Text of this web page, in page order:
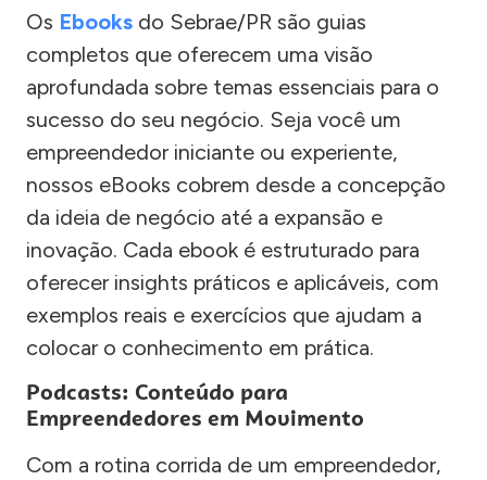
Os Ebooks do Sebrae/PR são guias
completos que oferecem uma visão
aprofundada sobre temas essenciais para o
sucesso do seu negócio. Seja você um
empreendedor iniciante ou experiente,
nossos eBooks cobrem desde a concepção
da ideia de negócio até a expansão e
inovação. Cada ebook é estruturado para
oferecer insights práticos e aplicáveis, com
exemplos reais e exercícios que ajudam a
colocar o conhecimento em prática.
Podcasts: Conteúdo para
Empreendedores em Movimento
Com a rotina corrida de um empreendedor,